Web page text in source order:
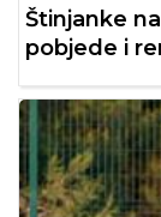
Štinjanke
pobjede i